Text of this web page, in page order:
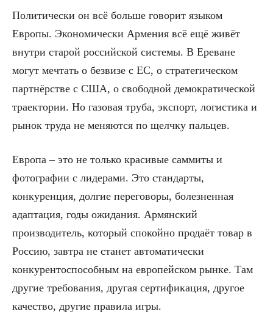
Политически он всё больше говорит языком
Европы. Экономически Армения всё ещё живёт
внутри старой российской системы. В Ереване
могут мечтать о безвизе с ЕС, о стратегическом
партнёрстве с США, о свободной демократической
траектории. Но газовая труба, экспорт, логистика и
рынок труда не меняются по щелчку пальцев.
Европа – это не только красивые саммиты и
фотографии с лидерами. Это стандарты,
конкуренция, долгие переговоры, болезненная
адаптация, годы ожидания. Армянский
производитель, который спокойно продаёт товар в
Россию, завтра не станет автоматически
конкурентоспособным на европейском рынке. Там
другие требования, другая сертификация, другое
качество, другие правила игры.